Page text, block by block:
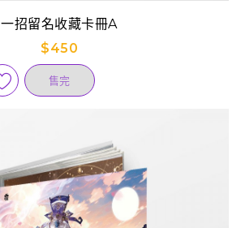
一招留名收藏卡冊A
$450
售完